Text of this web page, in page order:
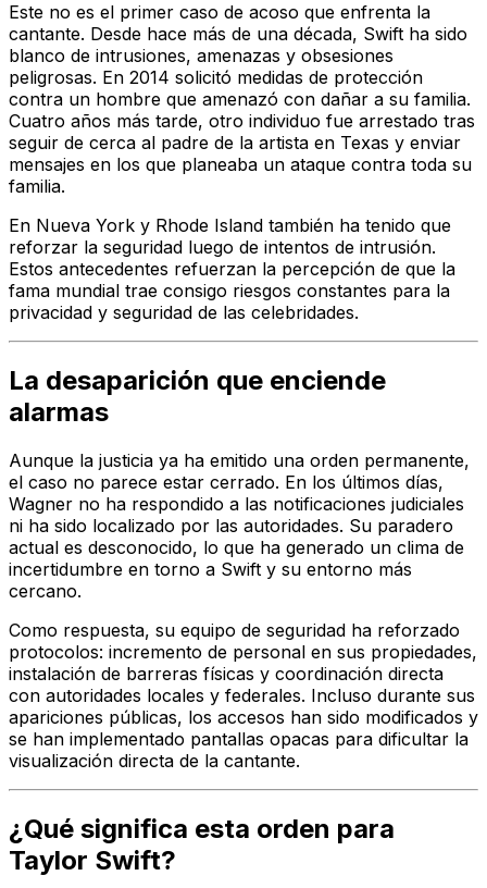
Este no es el primer caso de acoso que enfrenta la
cantante. Desde hace más de una década, Swift ha sido
blanco de intrusiones, amenazas y obsesiones
peligrosas. En 2014 solicitó medidas de protección
contra un hombre que amenazó con dañar a su familia.
Cuatro años más tarde, otro individuo fue arrestado tras
seguir de cerca al padre de la artista en Texas y enviar
mensajes en los que planeaba un ataque contra toda su
familia.
En Nueva York y Rhode Island también ha tenido que
reforzar la seguridad luego de intentos de intrusión.
Estos antecedentes refuerzan la percepción de que la
fama mundial trae consigo riesgos constantes para la
privacidad y seguridad de las celebridades.
La desaparición que enciende
alarmas
Aunque la justicia ya ha emitido una orden permanente,
el caso no parece estar cerrado. En los últimos días,
Wagner no ha respondido a las notificaciones judiciales
ni ha sido localizado por las autoridades. Su paradero
actual es desconocido, lo que ha generado un clima de
incertidumbre en torno a Swift y su entorno más
cercano.
Como respuesta, su equipo de seguridad ha reforzado
protocolos: incremento de personal en sus propiedades,
instalación de barreras físicas y coordinación directa
con autoridades locales y federales. Incluso durante sus
apariciones públicas, los accesos han sido modificados y
se han implementado pantallas opacas para dificultar la
visualización directa de la cantante.
¿Qué significa esta orden para
Taylor Swift?